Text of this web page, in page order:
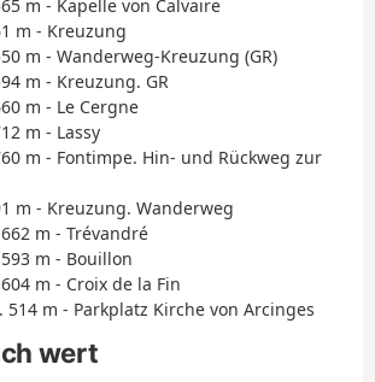
m - Kapelle von Calvaire
m - Kreuzung
m - Wanderweg-Kreuzung (GR)
m - Kreuzung. GR
m - Le Cergne
m - Lassy
m - Fontimpe. Hin- und Rückweg zur
m - Kreuzung. Wanderweg
m - Trévandré
m - Bouillon
m - Croix de la Fin
514 m - Parkplatz Kirche von Arcinges
wert